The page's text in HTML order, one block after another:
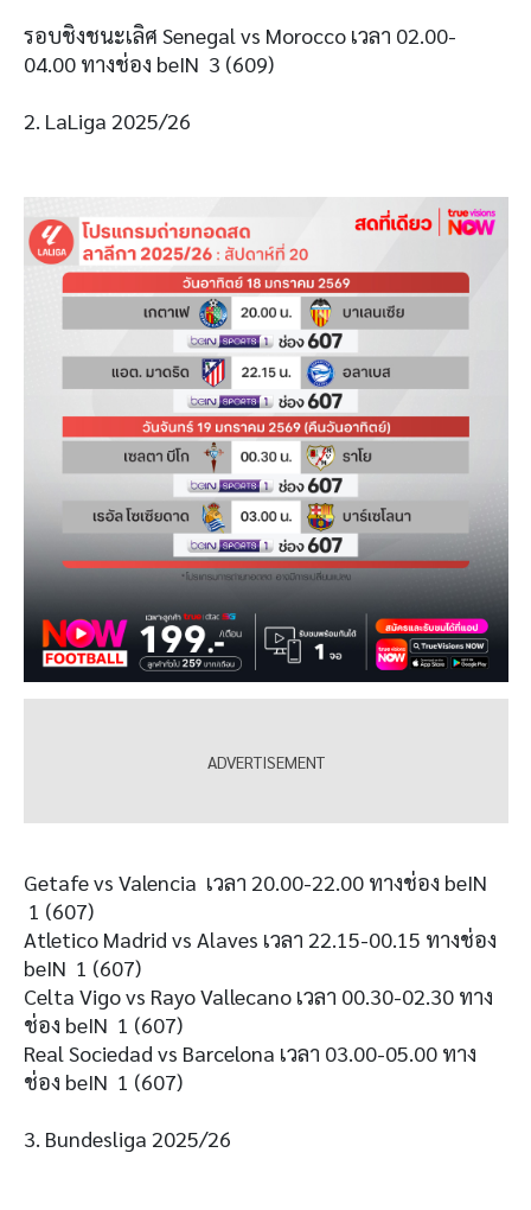
รอบชิงชนะเลิศ Senegal vs Morocco เวลา 02.00-
04.00 ทางช่อง beIN 3 (609)
2. LaLiga 2025/26
Getafe vs Valencia เวลา 20.00-22.00 ทางช่อง beIN
1 (607)
Atletico Madrid vs Alaves เวลา 22.15-00.15 ทางช่อง
beIN 1 (607)
Celta Vigo vs Rayo Vallecano เวลา 00.30-02.30 ทาง
ช่อง beIN 1 (607)
Real Sociedad vs Barcelona เวลา 03.00-05.00 ทาง
ช่อง beIN 1 (607)
3. Bundesliga 2025/26